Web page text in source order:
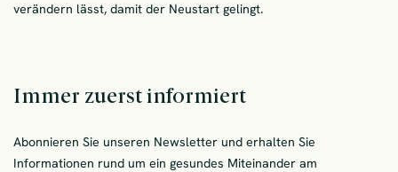
verändern lässt, damit der Neustart gelingt.
Immer zuerst informiert
Abonnieren Sie unseren Newsletter und erhalten Sie
Informationen rund um ein gesundes Miteinander am